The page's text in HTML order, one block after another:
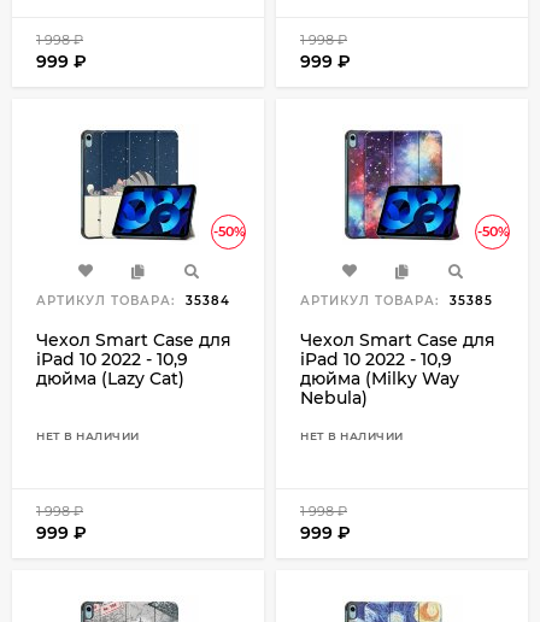
1 998₽
999 ₽
1 998₽
999 ₽
-50%
АРТИКУЛ ТОВАРА: 35384
Чехол Smart Case для
iPad 10 2022 - 10,9
дюйма (Lazy Cat)
НЕТ В НАЛИЧИИ
1 998₽
999 ₽
-50%
АРТИКУЛ ТОВАРА: 35385
Чехол Smart Case для
iPad 10 2022 - 10,9
дюйма (Milky Way
Nebula)
НЕТ В НАЛИЧИИ
1 998₽
999 ₽